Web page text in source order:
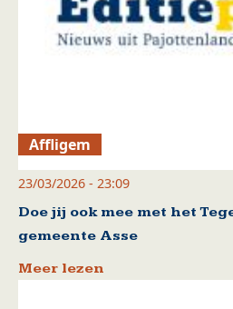
Affligem
23/03/2026 - 23:09
Doe jij ook mee met het
gemeente Asse
Meer lezen